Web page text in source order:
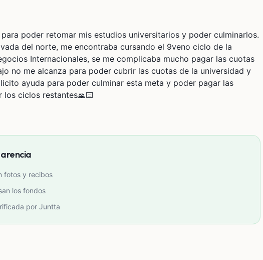
poder retomar mis estudios universitarios y poder culminarlos.
del norte, me encontraba cursando el 9veno ciclo de la
Internacionales, se me complicaba mucho pagar las cuotas
no me alcanza para poder cubrir las cuotas de la universidad y
ayuda para poder culminar esta meta y poder pagar las
ciclos restantes🙏🏻
fotos y recibos
los fondos
por Juntta